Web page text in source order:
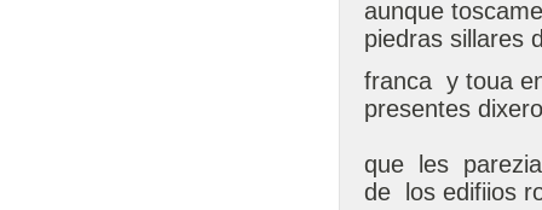
aunque
piedras sillares
franca y toua
presentes
que les
de los edifiios